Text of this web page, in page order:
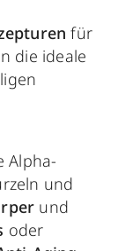
für
die ideale
Alpha-
und
und
oder